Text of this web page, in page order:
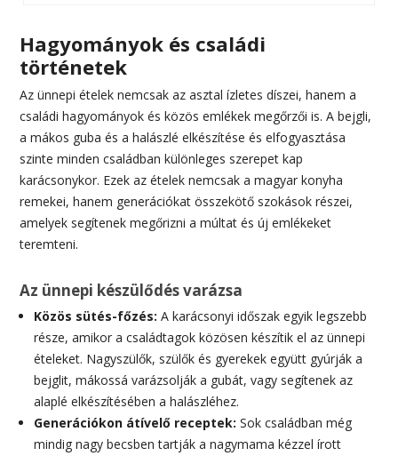
Hagyományok és családi
történetek
Az ünnepi ételek nemcsak az asztal ízletes díszei, hanem a
családi hagyományok és közös emlékek megőrzői is. A bejgli,
a mákos guba és a halászlé elkészítése és elfogyasztása
szinte minden családban különleges szerepet kap
karácsonykor. Ezek az ételek nemcsak a magyar konyha
remekei, hanem generációkat összekötő szokások részei,
amelyek segítenek megőrizni a múltat és új emlékeket
teremteni.
Az ünnepi készülődés varázsa
Közös sütés-főzés: A karácsonyi időszak egyik legszebb
része, amikor a családtagok közösen készítik el az ünnepi
ételeket. Nagyszülők, szülők és gyerekek együtt gyúrják a
bejglit, mákossá varázsolják a gubát, vagy segítenek az
alaplé elkészítésében a halászléhez.
Generációkon átívelő receptek: Sok családban még
mindig nagy becsben tartják a nagymama kézzel írott